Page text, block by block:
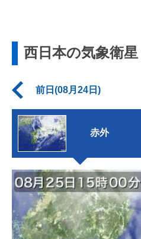
西日本の気象衛星
前日(08月24日)
赤外